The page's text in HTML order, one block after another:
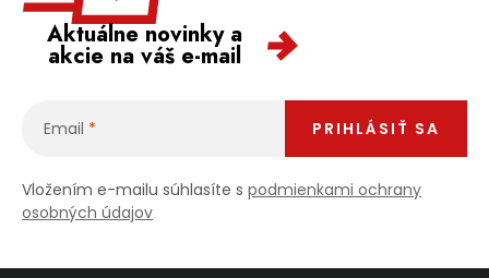
Přihlášení
Aktuálne novinky a
akcie na váš e-mail
Email
Vložením e-mailu súhlasíte s podmienkami ochrany
osobných údajov
PRIHLÁSIŤ SA